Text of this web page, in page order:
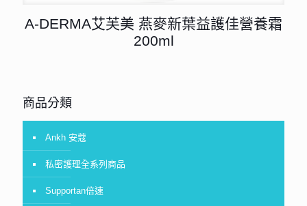
A-DERMA艾芙美 燕麥新葉益護佳營養霜
200ml
商品分類
Ankh 安蔻
私密護理全系列商品
Supportan倍速